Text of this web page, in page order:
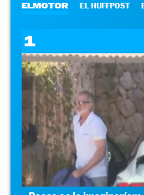
ELMOTOR EL HUFFPOST
1